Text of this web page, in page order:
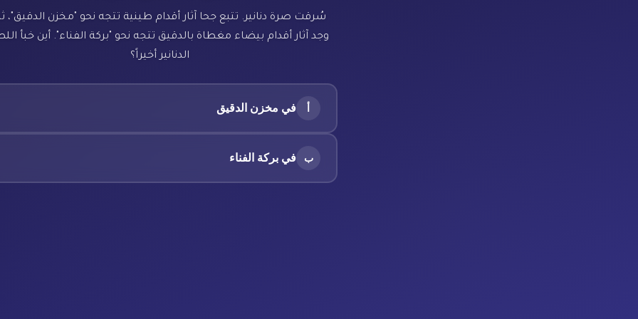
سُرقت صرة دنانير. تتبع جحا آثار أقدام طينية تتجه نحو "مخزن الدقيق"،
وجد آثار أقدام بيضاء مغطاة بالدقيق تتجه نحو "بركة الفناء". أين خبأ
الدنانير أخيراً؟
أ في مخزن الدقيق
ب في بركة الفناء